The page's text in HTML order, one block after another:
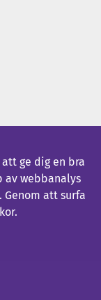
ge dig en bra
av webbanalys
att surfa